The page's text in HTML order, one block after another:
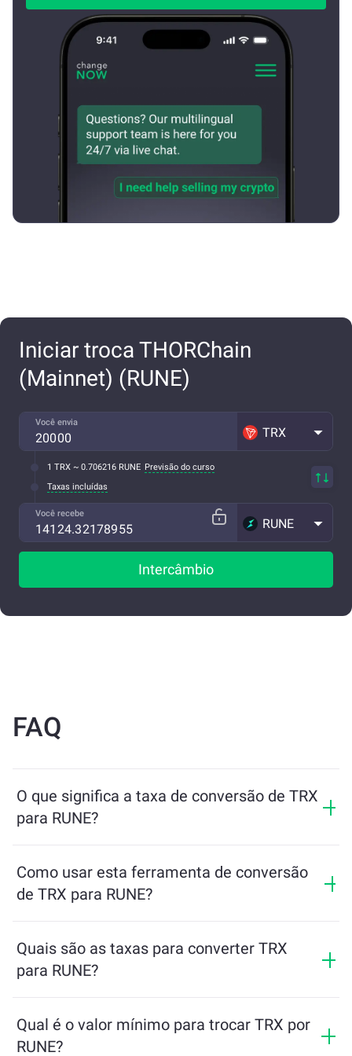
Iniciar troca THORChain
(Mainnet) (RUNE)
Você envia
TRX
1 TRX ~ 0.706216 RUNE Previsão do curso
Taxas incluídas
Você recebe
RUNE
Intercâmbio
FAQ
O que significa a taxa de conversão de TRX
para RUNE?
receberá em troca de TRX. Essa taxa varia de acordo
com as condições de mercado, a oferta e a demanda, e
a liquidez.
Como usar esta ferramenta de conversão
de TRX para RUNE?
a ferramenta calculará o valor estimado de RUNE que
você receberá. Depois, siga os passos para concluir a
transação.
Quais são as taxas para converter TRX
para RUNE?
liquidez e as condições de mercado. O ChangeNOW
oferece taxas competitivas sem cobranças ocultas, e o
Qual é o valor mínimo para trocar TRX por
RUNE?